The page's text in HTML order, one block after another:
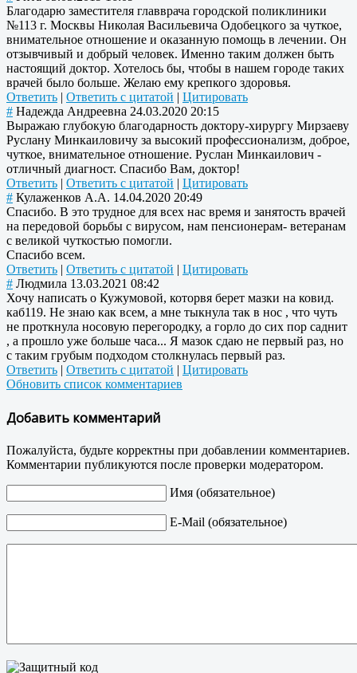
Благодарю заместителя главврача городской поликлиники
№113 г. Москвы Николая Васильевича Одобецкого за чуткое,
внимательное отношение и оказанную помощь в лечении. Он
отзывчивый и добрый человек. Именно таким должен быть
настоящий доктор. Хотелось бы, чтобы в нашем городе таких
врачей было больше. Желаю ему крепкого здоровья.
Ответить | Ответить с цитатой | Цитировать
# Надежда Андреевна 24.03.2020 20:15
Выражаю глубокую благодарность доктору-хирургу Мирзаеву
Руслану Минкаиловичу за высокий профессионализм, доброе,
чуткое, внимательное отношение. Руслан Минкаилович -
отличный диагност. Спасибо Вам, доктор!
Ответить | Ответить с цитатой | Цитировать
# Кулаженков А.А. 14.04.2020 20:49
Спасибо. В это трудное для всех нас время и занятость врачей
на передовой борьбы с вирусом, нам пенсионерам- ветеранам
с великой чуткостью помогли.
Спасибо всем.
Ответить | Ответить с цитатой | Цитировать
# Людмила 13.03.2021 08:42
Хочу написать о Кужумовой, которвя берет мазки на ковид.
каб119. Не знаю как всем, а мне тыкнула так в нос , что чуть
не проткнула носовую перегородку, а горло до сих пор саднит
, а прошло уже больше часа... Я мазок сдаю не первый раз, но
с таким грубым подходом столкнулась первый раз.
Ответить | Ответить с цитатой | Цитировать
Обновить список комментариев
Добавить комментарий
Пожалуйста, будьте корректны при добавлении комментариев.
Комментарии публикуются после проверки модератором.
Имя (обязательное)
E-Mail (обязательное)